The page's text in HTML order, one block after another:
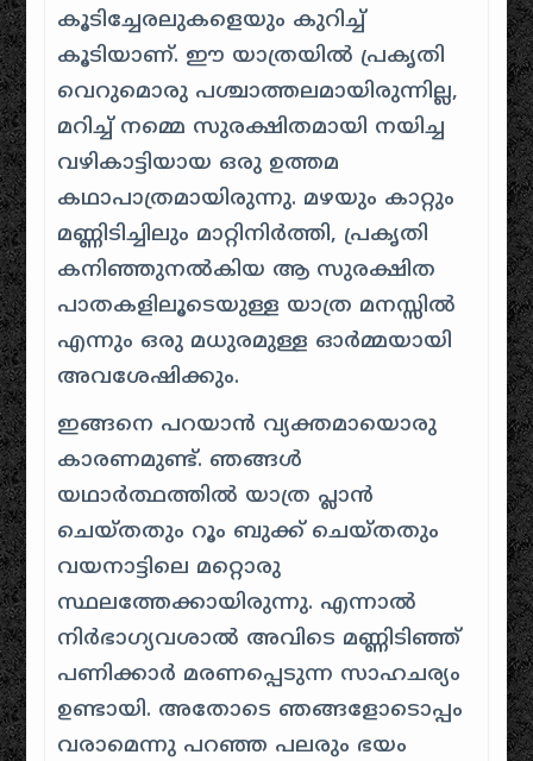
കൂടിച്ചേരലുകളെയും കുറിച്ച്
കൂടിയാണ്. ഈ യാത്രയിൽ പ്രകൃതി
വെറുമൊരു പശ്ചാത്തലമായിരുന്നില്ല,
മറിച്ച് നമ്മെ സുരക്ഷിതമായി നയിച്ച
വഴികാട്ടിയായ ഒരു ഉത്തമ
കഥാപാത്രമായിരുന്നു. മഴയും കാറ്റും
മണ്ണിടിച്ചിലും മാറ്റിനിർത്തി, പ്രകൃതി
കനിഞ്ഞുനൽകിയ ആ സുരക്ഷിത
പാതകളിലൂടെയുള്ള യാത്ര മനസ്സിൽ
എന്നും ഒരു മധുരമുള്ള ഓർമ്മയായി
അവശേഷിക്കും.
ഇങ്ങനെ പറയാൻ വ്യക്തമായൊരു
കാരണമുണ്ട്. ഞങ്ങൾ
യഥാർത്ഥത്തിൽ യാത്ര പ്ലാൻ
ചെയ്തതും റൂം ബുക്ക് ചെയ്തതും
വയനാട്ടിലെ മറ്റൊരു
സ്ഥലത്തേക്കായിരുന്നു. എന്നാൽ
നിർഭാഗ്യവശാൽ അവിടെ മണ്ണിടിഞ്ഞ്
പണിക്കാർ മരണപ്പെടുന്ന സാഹചര്യം
ഉണ്ടായി. അതോടെ ഞങ്ങളോടൊപ്പം
വരാമെന്നു പറഞ്ഞ പലരും ഭയം